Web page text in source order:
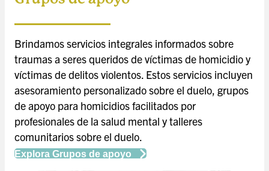
Brindamos servicios integrales informados sobre
traumas a seres queridos de víctimas de homicidio y
víctimas de delitos violentos. Estos servicios incluyen
asesoramiento personalizado sobre el duelo, grupos
de apoyo para homicidios facilitados por
profesionales de la salud mental y talleres
comunitarios sobre el duelo.
Explora Grupos de apoyo